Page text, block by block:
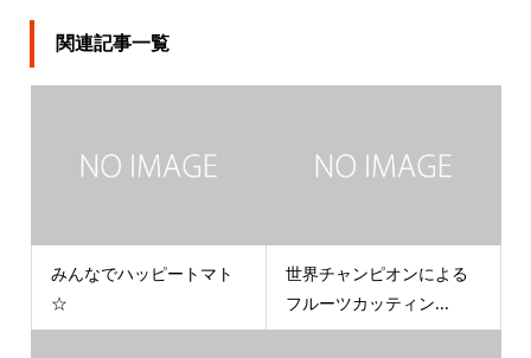
関連記事一覧
みんなでハッピートマト
☆
世界チャンピオンによる
フルーツカッティン...